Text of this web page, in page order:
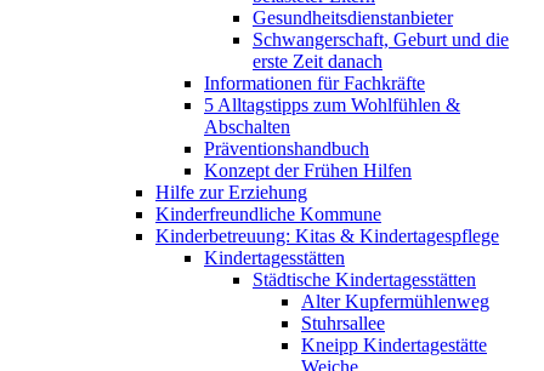
Gesundheitsdienstanbieter
Schwangerschaft, Geburt und die
erste Zeit danach
Informationen für Fachkräfte
5 Alltagstipps zum Wohlfühlen &
Abschalten
Präventionshandbuch
Konzept der Frühen Hilfen
Hilfe zur Erziehung
Kinderfreundliche Kommune
Kinderbetreuung: Kitas & Kindertagespflege
Kindertagesstätten
Städtische Kindertagesstätten
Alter Kupfermühlenweg
Stuhrsallee
Kneipp Kindertagestätte
Weiche